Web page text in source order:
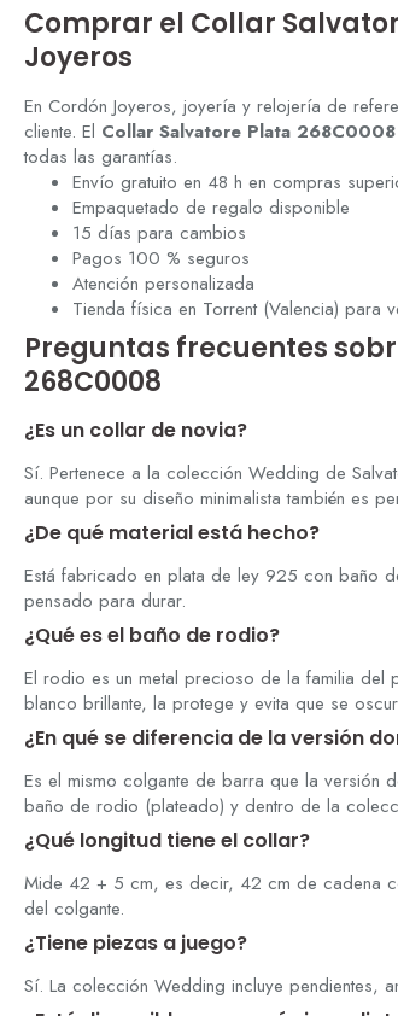
Comprar el Collar
Joyeros
En Cordón Joyeros, joyería y relojería de
cliente. El Collar Salvatore Plata 268C0008
todas las garantías.
Envío gratuito en 48 h en compras
Empaquetado de regalo disponible
15 días para cambios
Pagos 100 % seguros
Atención personalizada
Tienda física en Torrent (Valencia) para
Preguntas frecuentes
268C0008
¿Es un collar de novia?
Sí. Pertenece a la colección Wedding de
aunque por su diseño minimalista también es
¿De qué material está hecho?
Está fabricado en plata de ley 925 con baño
pensado para durar.
¿Qué es el baño de rodio?
El rodio es un metal precioso de la familia
blanco brillante, la protege y evita que se
¿En qué se diferencia de la versión
Es el mismo colgante de barra que la
baño de rodio (plateado) y dentro de la
¿Qué longitud tiene el collar?
Mide 42 + 5 cm, es decir, 42 cm de cadena
del colgante.
¿Tiene piezas a juego?
Sí. La colección Wedding incluye pendientes,